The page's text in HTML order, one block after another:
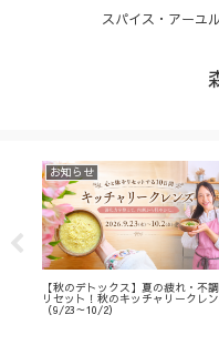
スパイス・アーユ
お知らせ
【秋のデトックス】夏の疲れ・不
リセット！秋のキッチャリークレ
（9/23～10/2）